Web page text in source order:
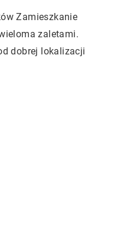
Zamieszkanie
zaletami.
dobrej lokalizacji